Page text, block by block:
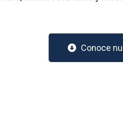
Conoce